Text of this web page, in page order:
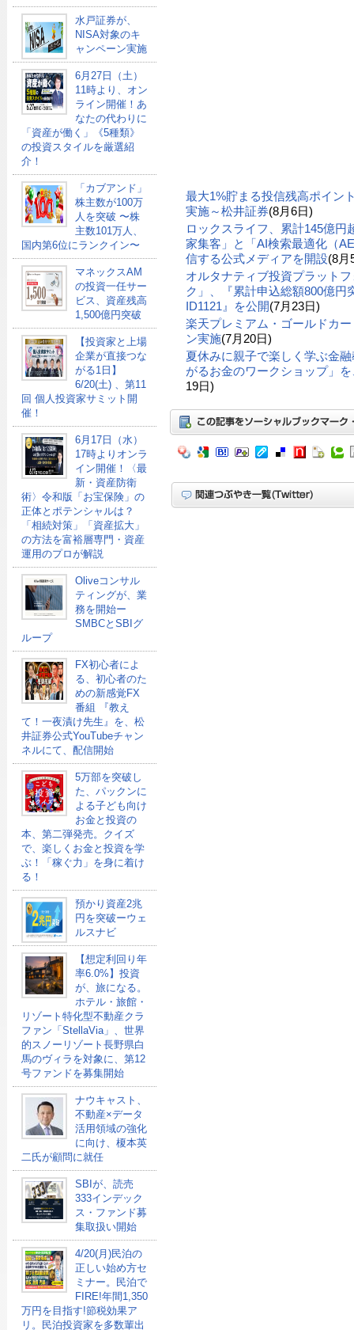
水戸証券が、
NISA対象のキ
ャンペーン実施
6月27日（土）
11時より、オン
ライン開催！あ
なたの代わりに
「資産が働く」《5種類》
の投資スタイルを厳選紹
介！
「カブアンド」
株主数が100万
人を突破 〜株
主数101万人、
国内第6位にランクイン〜
マネックスAM
の投資一任サー
ビス、資産残高
1,500億円突破
【投資家と上場
企業が直接つな
がる1日】
6/20(土) 、第11
回 個人投資家サミット開
催！
6月17日（水）
17時よりオンラ
イン開催！〈最
新・資産防衛
術〉令和版「お宝保険」の
正体とポテンシャルは？
「相続対策」「資産拡大」
の方法を富裕層専門・資産
運用のプロが解説
Oliveコンサル
ティングが、業
務を開始ー
SMBCとSBIグ
ループ
FX初心者によ
る、初心者のた
めの新感覚FX
番組 『教え
て！一夜漬け先生』を、松
井証券公式YouTubeチャン
ネルにて、配信開始
5万部を突破し
た、パックンに
よる子ども向け
お金と投資の
本、第二弾発売。クイズ
で、楽しくお金と投資を学
ぶ！「稼ぐ力」を身に着け
る！
預かり資産2兆
円を突破ーウェ
ルスナビ
【想定利回り年
率6.0%】投資
が、旅になる。
ホテル・旅館・
リゾート特化型不動産クラ
ファン「StellaVia」、世界
的スノーリゾート長野県白
馬のヴィラを対象に、第12
号ファンドを募集開始
ナウキャスト、
不動産×データ
活用領域の強化
に向け、榎本英
二氏が顧問に就任
SBIが、読売
333インデック
ス・ファンド募
集取扱い開始
4/20(月)民泊の
正しい始め方セ
ミナー。民泊で
FIRE!年間1,350
万円を目指す!節税効果ア
リ。民泊投資家を多数輩出
最大1%貯まる投信残高ポイン
実施～松井証券(8月6日)
ロックスライフ、累計145億円
家集客」と「AI検索最適化（
信する公式メディアを開設(8月
オルタナティブ投資プラット
ク」、『累計申込総額800億円
ID1121』を公開(7月23日)
楽天プレミアム・ゴールドカ
ン実施(7月20日)
夏休みに親子で楽しく学ぶ金
がるお金のワークショップ」
19日)